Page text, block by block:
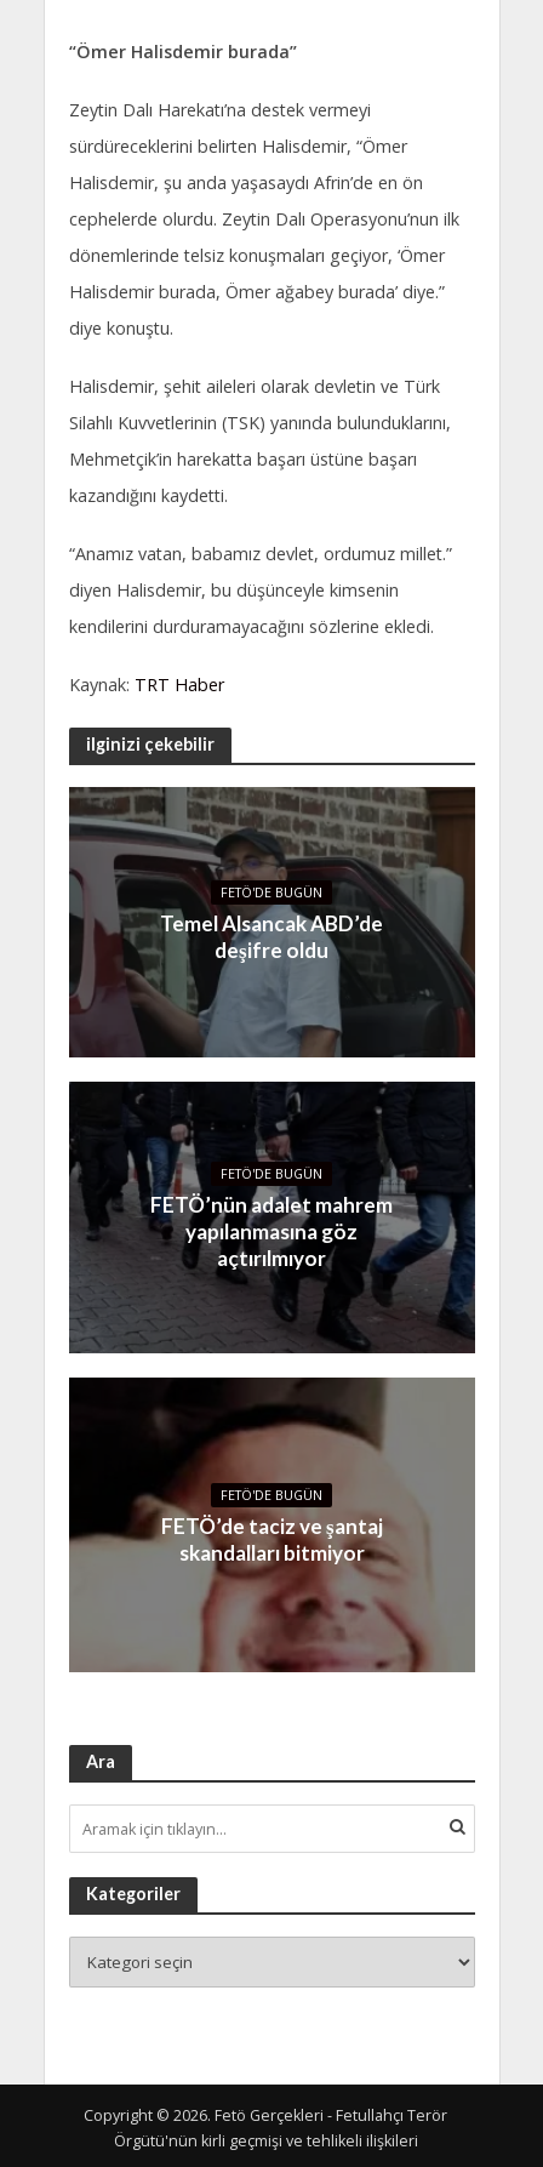
“Ömer Halisdemir burada”
Zeytin Dalı Harekatı’na destek vermeyi
sürdüreceklerini belirten Halisdemir, “Ömer
Halisdemir, şu anda yaşasaydı Afrin’de en ön
cephelerde olurdu. Zeytin Dalı Operasyonu’nun ilk
dönemlerinde telsiz konuşmaları geçiyor, ‘Ömer
Halisdemir burada, Ömer ağabey burada’ diye.”
diye konuştu.
Halisdemir, şehit aileleri olarak devletin ve Türk
Silahlı Kuvvetlerinin (TSK) yanında bulunduklarını,
Mehmetçik’in harekatta başarı üstüne başarı
kazandığını kaydetti.
“Anamız vatan, babamız devlet, ordumuz millet.”
diyen Halisdemir, bu düşünceyle kimsenin
kendilerini durduramayacağını sözlerine ekledi.
Kaynak: TRT Haber
ilginizi çekebilir
FETÖ'DE BUGÜN
Temel Alsancak ABD’de
deşifre oldu
FETÖ'DE BUGÜN
FETÖ’nün adalet mahrem
yapılanmasına göz
açtırılmıyor
FETÖ'DE BUGÜN
FETÖ’de taciz ve şantaj
skandalları bitmiyor
Ara
Kategoriler
Copyright © 2026. Fetö Gerçekleri - Fetullahçı Terör
Örgütü'nün kirli geçmişi ve tehlikeli ilişkileri